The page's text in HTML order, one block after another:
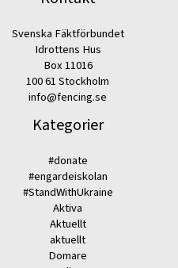
Svenska Fäktförbundet
Idrottens Hus
Box 11016
100 61 Stockholm
info@fencing.se
Kategorier
#donate
#engardeiskolan
#StandWithUkraine
Aktiva
Aktuellt
aktuellt
Domare